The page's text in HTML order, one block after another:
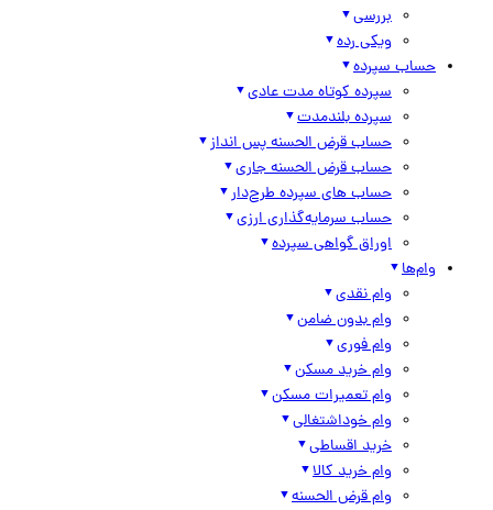
بررسی
ویکی رده
حساب سپرده
سپرده کوتاه مدت عادی
سپرده بلندمدت
حساب قرض الحسنه پس انداز
حساب قرض الحسنه جاری
حساب های سپرده طرح‌دار
حساب سرمایه‌گذاری ارزی
اوراق گواهی سپرده
وام‌ها
وام نقدی
وام بدون ضامن
وام فوری
وام خرید مسکن
وام تعمیرات مسکن
وام خوداشتغالی
خرید اقساطی
وام خرید کالا
وام قرض الحسنه